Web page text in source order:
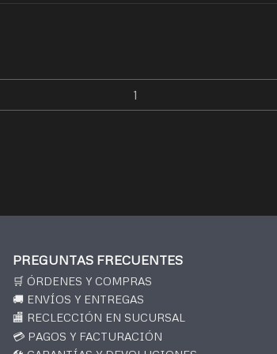
PREGUNTAS FRECUENTES
🛒 ÓRDENES Y COMPRAS
🚚 ENVÍOS Y ENTREGAS
🏬 RECLECCIÓN EN SUCURSAL
💳 PAGOS Y FACTURACIÓN